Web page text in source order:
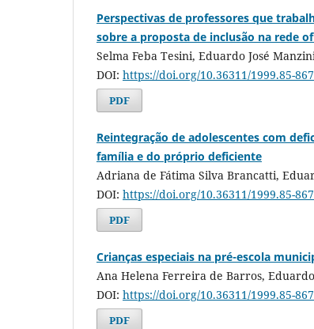
Perspectivas de professores que
sobre a proposta de inclusão na rede
Selma Feba Tesini, Eduardo José
DOI: https://doi.org/10.36311/1999.85-
PDF
Reintegração de adolescentes com
família e do próprio deficiente
Adriana de Fátima Silva Brancatti,
DOI: https://doi.org/10.36311/1999.85-
PDF
Crianças especiais na pré-escola
Ana Helena Ferreira de Barros,
DOI: https://doi.org/10.36311/1999.85-
PDF